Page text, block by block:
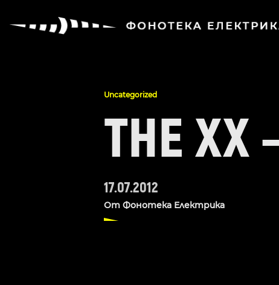
Uncategorized
THE XX
17.07.2012
От Фонотека Електрика